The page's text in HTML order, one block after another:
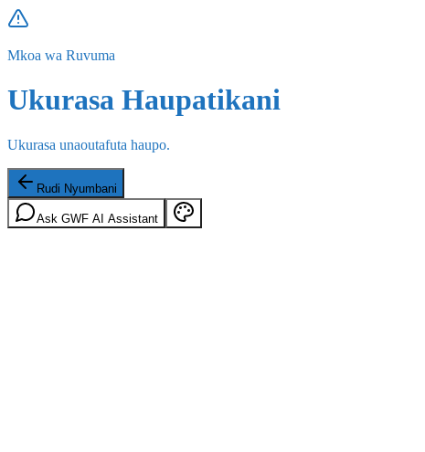
Mkoa wa Ruvuma
Ukurasa Haupatikani
Ukurasa unaoutafuta haupo.
Rudi Nyumbani
Ask GWF AI Assistant